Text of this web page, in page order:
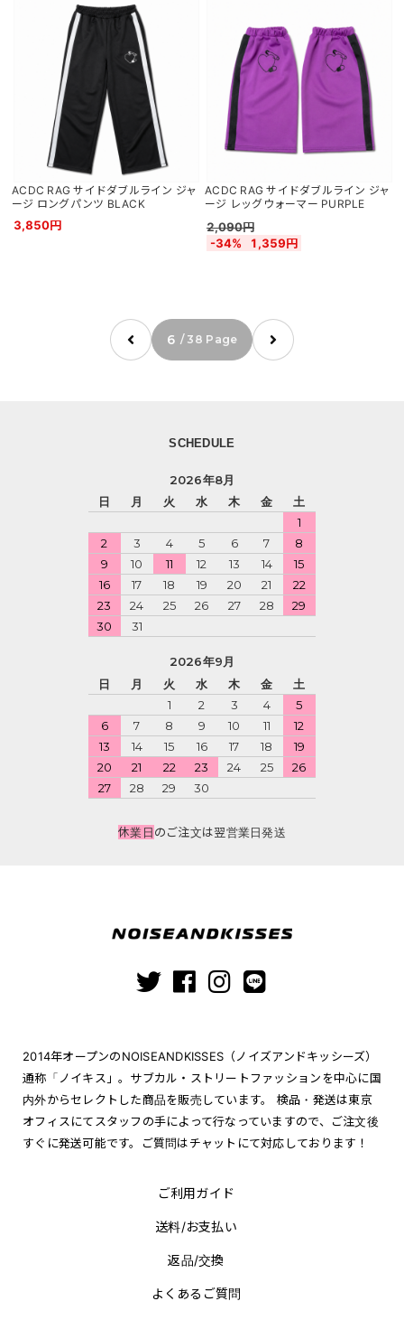
ACDC RAG サイドダブルライン ジャ
ージ ロングパンツ BLACK
3,850円
ACDC RAG サイドダブルライン ジャ
ージ レッグウォーマー PURPLE
2,090円
-34%
1,359円
6 / 38 Page
SCHEDULE
2026年8月
日
月 火 水 木 金
土
1
2
3 4 5 6 7
8
9
10 11 12 13 14
15
16
17 18 19 20 21
22
23
24 25 26 27 28
29
30
31
2026年9月
日
月 火 水 木 金
土
1
2 3 4
5
6
7 8 9 10 11
12
13
14 15 16 17 18
19
20
21 22 23 24 25
26
27
28 29 30
休業日のご注文は翌営業日発送
2014年オープンのNOISEANDKISSES（ノイズアンドキッシーズ）
通称「ノイキス」。サブカル・ストリートファッションを中心に国
内外からセレクトした商品を販売しています。 検品・発送は東京
オフィスにてスタッフの手によって行なっていますので、ご注文後
すぐに発送可能です。ご質問はチャットにて対応しております！
ご利用ガイド
送料/お支払い
返品/交換
よくあるご質問